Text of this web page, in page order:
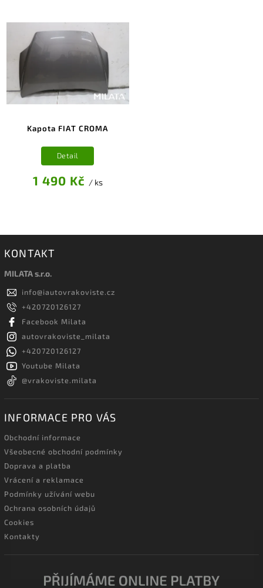
Kapota FIAT CROMA
1 490 Kč / ks
Detail
KONTAKT
MILATA s.r.o.
info@iautovrakoviste.cz
+420720126127
Facebook Milata
autovrakoviste_milata
+420720126127
Youtube Milata
@vrakoviste.milata
INFORMACE PRO VÁS
Obchodní informace
Všeobecné obchodní podmínky
Doprava a platba
Vrácení a reklamace
Podmínky užívání webu
Ochrana osobních údajů
Cookies
Kontakty